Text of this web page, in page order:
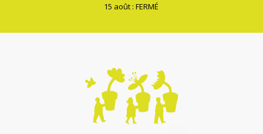
15 août : FERMÉ